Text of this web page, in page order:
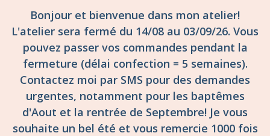
Bonjour et bienvenue dans mon atelier!
L'atelier sera fermé du 14/08 au 03/09/26. Vous
pouvez passer vos commandes pendant la
fermeture (délai confection = 5 semaines).
Contactez moi par SMS pour des demandes
urgentes, notamment pour les baptêmes
d'Aout et la rentrée de Septembre! Je vous
souhaite un bel été et vous remercie 1000 fois